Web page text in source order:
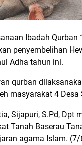
Ibadah
penyembelihan
Adha tahun ini.
qurban
masyarakat 4
Sijapuri, S.Pd,
Tanah Baserau
agama Islam.